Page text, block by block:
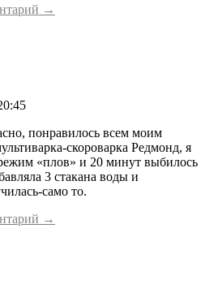
→
понравилось всем моим
скороварка Редмонд, я
«плов» и 20 минут выбилось
3 стакана воды и
само то.
→